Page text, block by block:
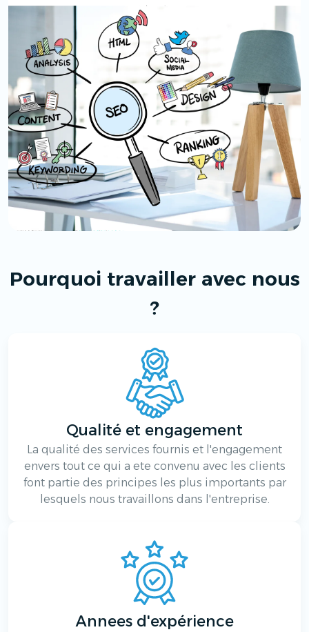
Pourquoi travailler avec nous
?
Qualité et engagement
La qualité des services fournis et l'engagement
envers tout ce qui a ete convenu avec les clients
font partie des principes les plus importants par
lesquels nous travaillons dans l'entreprise.
Annees d'expérience